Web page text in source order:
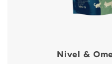
Nivel &